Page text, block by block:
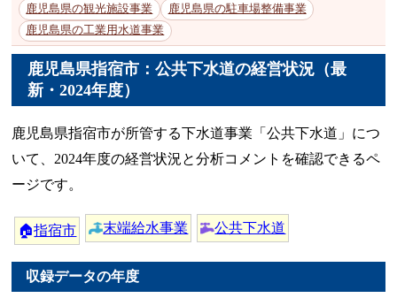
鹿児島県の観光施設事業
鹿児島県の駐車場整備事業
鹿児島県の工業用水道事業
鹿児島県指宿市：公共下水道の経営状況（最
新・2024年度）
鹿児島県指宿市が所管する下水道事業「公共下水道」につ
いて、2024年度の経営状況と分析コメントを確認できるペ
ージです。
🏠指宿市 末端給水事業 公共下水道
収録データの年度